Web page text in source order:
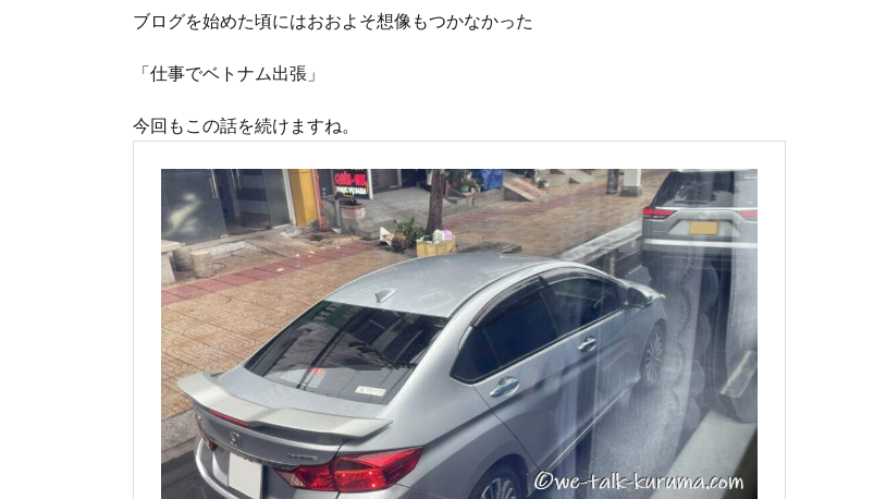
ブログを始めた頃にはおおよそ想像もつかなかった
「仕事でベトナム出張」
今回もこの話を続けますね。